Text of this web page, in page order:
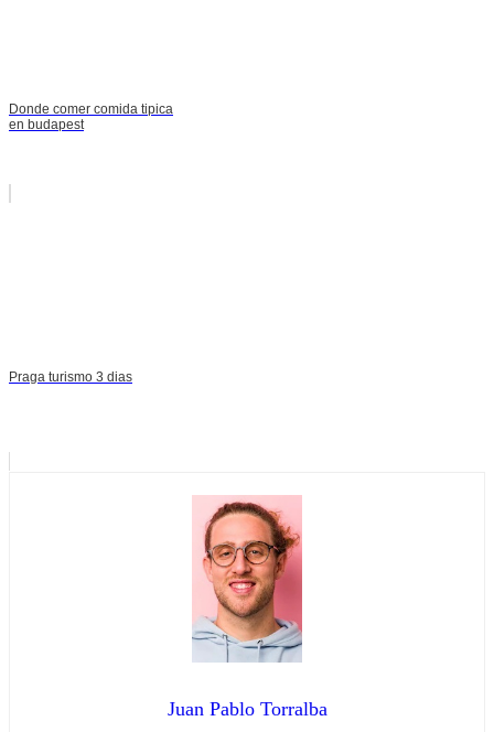
Donde comer comida tipica
en budapest
Praga turismo 3 dias
Juan Pablo Torralba